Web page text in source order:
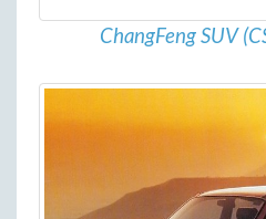
ChangFeng SUV